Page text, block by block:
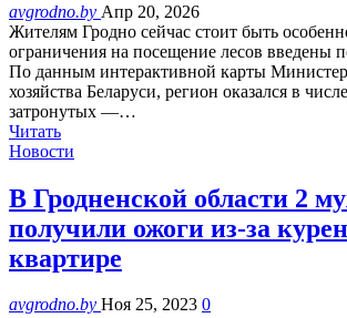
avgrodno.by Апр 20, 2026
Жителям Гродно сейчас стоит быть
ограничения на посещение лесов введены
По данным интерактивной карты
хозяйства Беларуси, регион оказался в
затронутых —…
Читать
Новости
В Гродненской области 2
получили ожоги из-за
квартире
avgrodno.by Ноя 25, 2023 0